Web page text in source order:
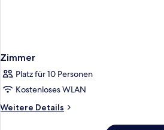
Zimmer
Platz für 10 Personen
Kostenloses WLAN
Weitere Details
Weitere